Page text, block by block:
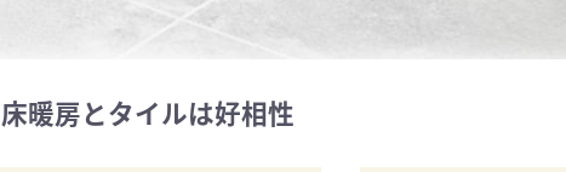
床暖房とタイルは好相性